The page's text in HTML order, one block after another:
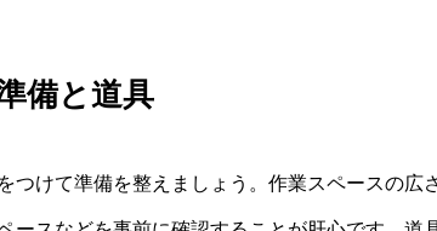
備と道具
つけて準備を整えましょう。作業スペースの広